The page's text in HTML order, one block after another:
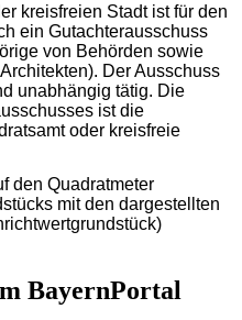
kreisfreien Stadt ist für den
ein Gutachterausschuss
von Behörden sowie
Der Ausschuss
unabhängig tätig. Die
ist die
oder kreisfreie
den Quadratmeter
mit den dargestellten
BayernPortal